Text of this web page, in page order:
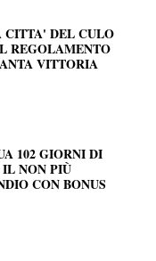
CITTA' DEL CULO
REGOLAMENTO
VITTORIA
102 GIORNI DI
IL NON PIÙ
CON BONUS